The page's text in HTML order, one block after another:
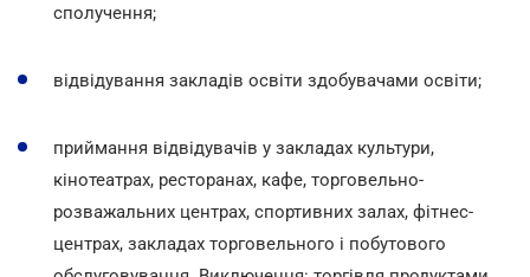
сполучення;
відвідування закладів освіти здобувачами освіти;
приймання відвідувачів у закладах культури,
кінотеатрах, ресторанах, кафе, торговельно-
розважальних центрах, спортивних залах, фітнес-
центрах, закладах торговельного і побутового